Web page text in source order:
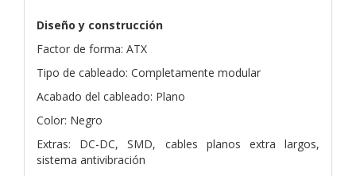
Diseño y construcción
Factor de forma: ATX
Tipo de cableado: Completamente modular
Acabado del cableado: Plano
Color: Negro
Extras: DC-DC, SMD, cables planos extra largos,
sistema antivibración